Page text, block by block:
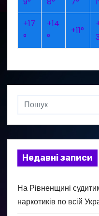
+17
°
+14
°
+11°
Недавні записи
На Рівненщині
наркотиків по всій